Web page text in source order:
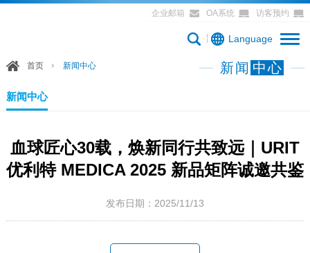
企业邮箱 OA系统 访客预约
Language
新闻 中心
首页 新闻中心
新闻中心
血球匠心30载，焕新同行共致远｜URIT
优利特 MEDICA 2025 新品矩阵诚邀共鉴
发布日期：2025/11/13